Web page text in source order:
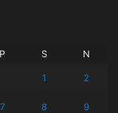
P S N
1 2
7 8 9